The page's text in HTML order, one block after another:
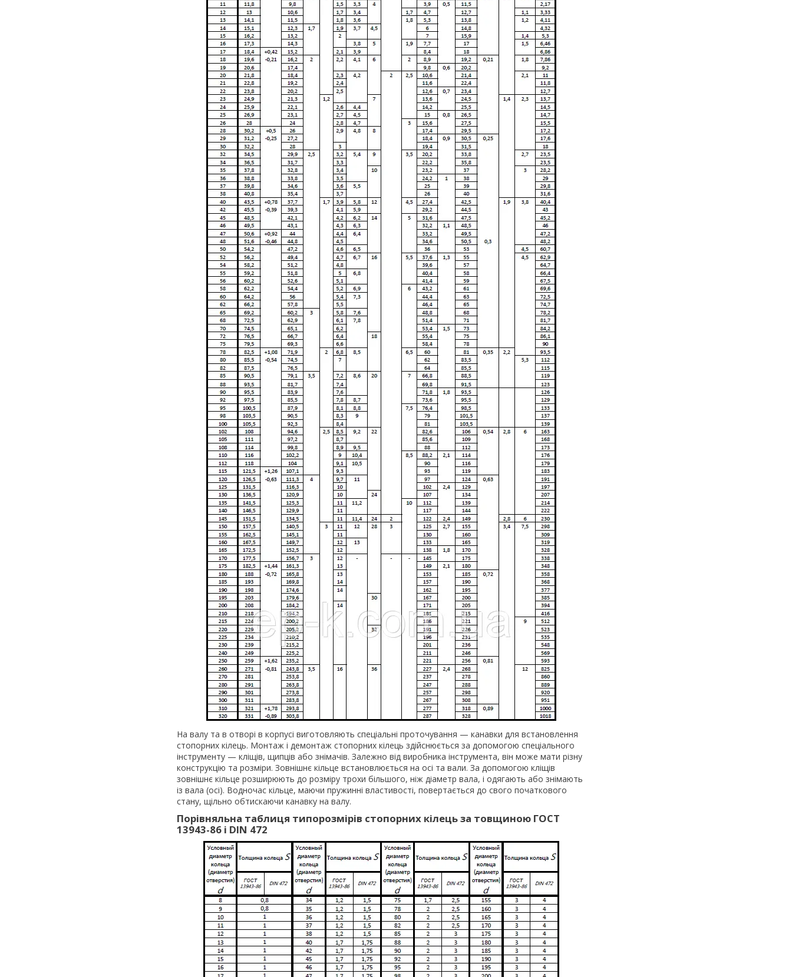
На валу та в отворі в корпусі виготовляють спеціальні проточування — канавки для встановлення
стопорних кілець. Монтаж і демонтаж стопорних кілець здійснюється за допомогою спеціального
інструменту — кліщів, щипців або знімачів. Залежно від виробника інструмента, він може мати різну
конструкцію та розміри. Зовнішнє кільце встановлюється на осі та вали. За допомогою кліщів
зовнішнє кільце розширюють до розміру трохи більшого, ніж діаметр вала, і одягають або знімають
із вала (осі). Водночас кільце, маючи пружинні властивості, повертається до свого початкового
стану, щільно обтискаючи канавку на валу.
Порівняльна таблиця типорозмірів стопорних кілець за товщиною ГОСТ
13943-86 і DIN 472